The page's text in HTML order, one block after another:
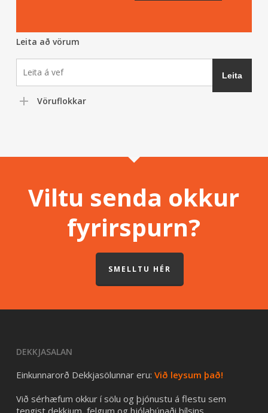
Leita að vörum
Vöruflokkar
Viltu senda okkur
fyrirspurn?
SMELLTU HÉR
DEKKJASALAN
Einkunnarorð Dekkjasölunnar eru: Við leysum það!
Við sérhæfum okkur í sölu og þjónustu á flestu sem
tengist dekkjum, felgum og hjólabúnaði bílsins.